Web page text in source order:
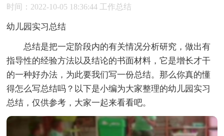
时间：2022-10-05 18:36:44 工作总结
幼儿园实习总结
总结是把一定阶段内的有关情况分析研究，做出有
指导性的经验方法以及结论的书面材料，它是增长才干
的一种好办法，为此要我们写一份总结。那么你真的懂
得怎么写总结吗？以下是小编为大家整理的幼儿园实习
总结，仅供参考，大家一起来看看吧。